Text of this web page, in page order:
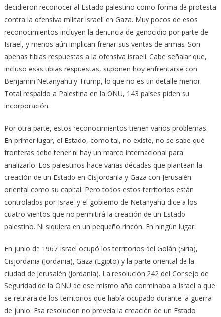
decidieron reconocer al Estado palestino como forma de protesta
contra la ofensiva militar israelí en Gaza. Muy pocos de esos
reconocimientos incluyen la denuncia de genocidio por parte de
Israel, y menos aún implican frenar sus ventas de armas. Son
apenas tibias respuestas a la ofensiva israelí. Cabe señalar que,
incluso esas tibias respuestas, suponen hoy enfrentarse con
Benjamin Netanyahu y Trump, lo que no es un detalle menor.
Total respaldo a Palestina en la ONU, 143 países piden su
incorporación.
Por otra parte, estos reconocimientos tienen varios problemas.
En primer lugar, el Estado, como tal, no existe, no se sabe qué
fronteras debe tener ni hay un marco internacional para
analizarlo. Los palestinos hace varias décadas que plantean la
creación de un Estado en Cisjordania y Gaza con Jerusalén
oriental como su capital. Pero todos estos territorios están
controlados por Israel y el gobierno de Netanyahu dice a los
cuatro vientos que no permitirá la creación de un Estado
palestino. Ni siquiera en un pequeño rincón. En ningún lugar.
En junio de 1967 Israel ocupó los territorios del Golán (Siria),
Cisjordania (Jordania), Gaza (Egipto) y la parte oriental de la
ciudad de Jerusalén (Jordania). La resolución 242 del Consejo de
Seguridad de la ONU de ese mismo año conminaba a Israel a que
se retirara de los territorios que había ocupado durante la guerra
de junio. Esa resolución no preveía la creación de un Estado